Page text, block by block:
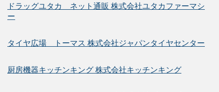
ドラッグユタカ ネット通販 株式会社ユタカファーマシ
ー
タイヤ広場 トーマス 株式会社ジャパンタイヤセンター
厨房機器キッチンキング 株式会社キッチンキング